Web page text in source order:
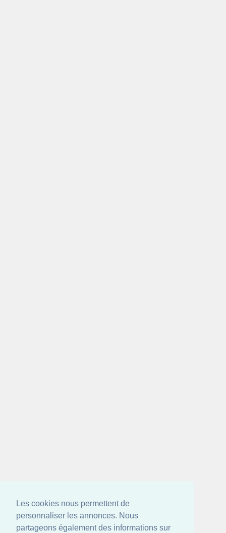
Les cookies nous permettent de
personnaliser les annonces. Nous
partageons également des informations sur